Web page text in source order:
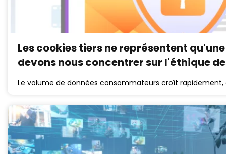
Les cookies tiers ne représentent
devons nous concentrer sur l'éthique
Le volume de données consommateurs croît